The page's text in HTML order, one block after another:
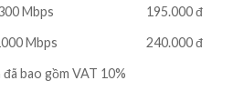
Mbps
195.000 đ
Mbps
240.000 đ
bao gồm VAT 10%